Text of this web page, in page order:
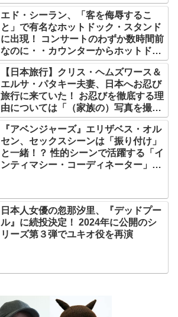
ッド・コープが関与
エド・シーラン、「客を侮辱するこ
と」で有名なホットドック・スタンド
に出現！ コンサートのわずか数時間前
なのに・・カウンターからホットドッ
クを提供、ファンは大興奮［写真あ
り］
【日本旅行】クリス・ヘムズワース＆
エルサ・パタキー夫妻、日本へお忍び
旅行に来ていた！ お忍びを徹底する理
由については「（家族の）写真を撮ら
れるとキレそうになる」からという過
去の発言も
『アベンジャーズ』エリザベス・オル
セン、セックスシーンは「振り付け」
と一緒！？ 性的シーンで活躍する「イ
ンティマシー・コーディネーター」の
日本人女優の忽那汐里、『デッドプー
ル』に続投決定！ 2024年に公開のシ
リーズ第３弾でユキオ役を再演